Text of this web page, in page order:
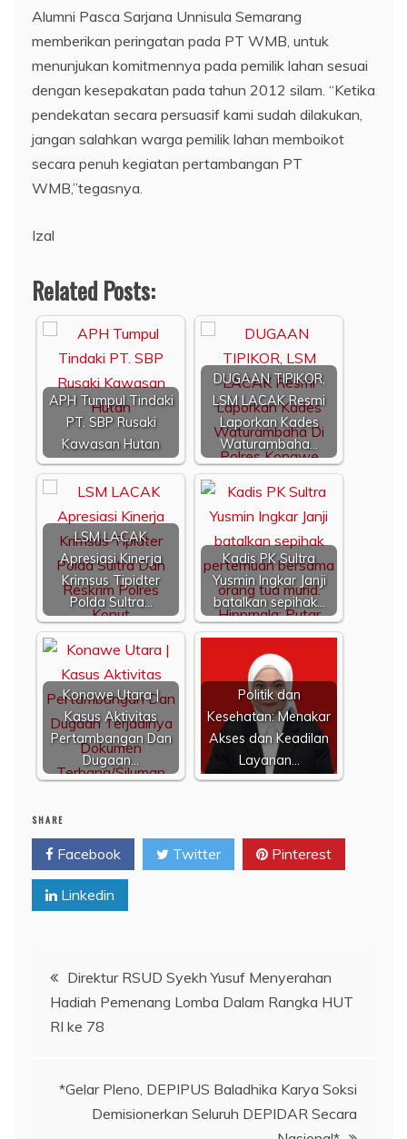
Alumni Pasca Sarjana Unnisula Semarang
memberikan peringatan pada PT WMB, untuk
menunjukan komitmennya pada pemilik lahan sesuai
dengan kesepakatan pada tahun 2012 silam. “Ketika
pendekatan secara persuasif kami sudah dilakukan,
jangan salahkan warga pemilik lahan memboikot
secara penuh kegiatan pertambangan PT
WMB,”tegasnya.
Izal
Related Posts:
APH Tumpul Tindaki
PT. SBP Rusaki
Kawasan Hutan
DUGAAN TIPIKOR,
LSM LACAK Resmi
Laporkan Kades
Waturambaha…
LSM LACAK
Apresiasi Kinerja
Krimsus Tipidter
Polda Sultra…
Kadis PK Sultra
Yusmin Ingkar Janji
batalkan sepihak…
Konawe Utara |
Kasus Aktivitas
Pertambangan Dan
Dugaan…
Politik dan
Kesehatan: Menakar
Akses dan Keadilan
Layanan…
SHARE
Facebook Twitter Pinterest
Linkedin
Navigasi
pos
Direktur RSUD Syekh Yusuf Menyerahan
Hadiah Pemenang Lomba Dalam Rangka HUT
RI ke 78
*Gelar Pleno, DEPIPUS Baladhika Karya Soksi
Demisionerkan Seluruh DEPIDAR Secara